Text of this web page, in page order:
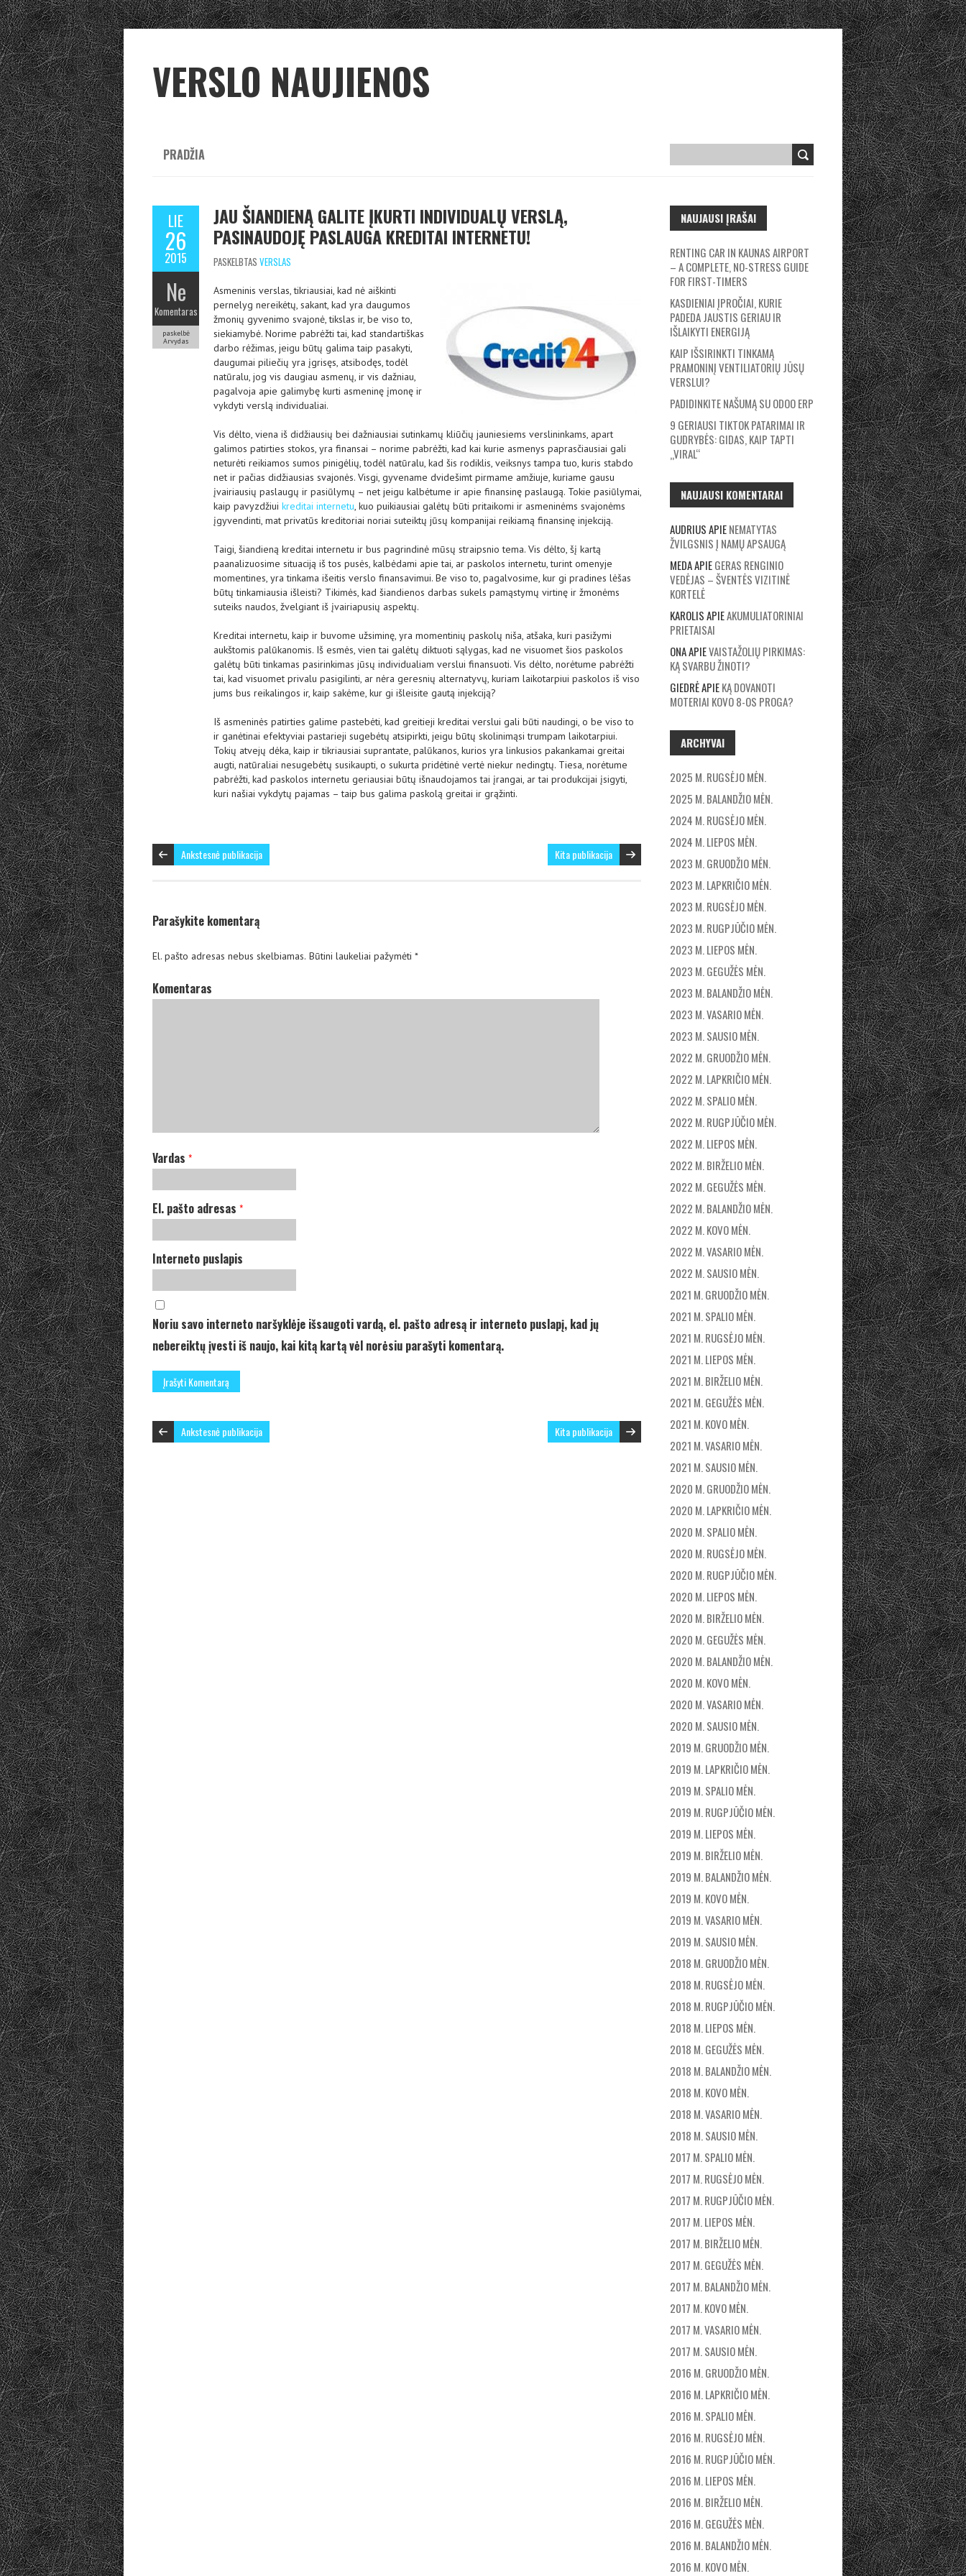
VERSLO NAUJIENOS
PRADŽIA
LIE
26
2015
Ne
Komentaras
paskelbė
Arvydas
JAU ŠIANDIENĄ GALITE ĮKURTI INDIVIDUALŲ VERSLĄ,
PASINAUDOJĘ PASLAUGA KREDITAI INTERNETU!
PASKELBTAS VERSLAS
Asmeninis verslas, tikriausiai, kad nė aiškinti
pernelyg nereikėtų, sakant, kad yra daugumos
žmonių gyvenimo svajonė, tikslas ir, be viso to,
siekiamybė. Norime pabrėžti tai, kad standartiškas
darbo rėžimas, jeigu būtų galima taip pasakyti,
daugumai piliečių yra įgrisęs, atsibodęs, todėl
natūralu, jog vis daugiau asmenų, ir vis dažniau,
pagalvoja apie galimybę kurti asmeninę įmonę ir
vykdyti verslą individualiai.
Vis dėlto, viena iš didžiausių bei dažniausiai sutinkamų kliūčių jauniesiems verslininkams, apart
galimos patirties stokos, yra finansai – norime pabrėžti, kad kai kurie asmenys paprasčiausiai gali
neturėti reikiamos sumos pinigėlių, todėl natūralu, kad šis rodiklis, veiksnys tampa tuo, kuris stabdo
net ir pačias didžiausias svajonės. Visgi, gyvename dvidešimt pirmame amžiuje, kuriame gausu
įvairiausių paslaugų ir pasiūlymų – net jeigu kalbėtume ir apie finansinę paslaugą. Tokie pasiūlymai,
kaip pavyzdžiui kreditai internetu, kuo puikiausiai galėtų būti pritaikomi ir asmeninėms svajonėms
įgyvendinti, mat privatūs kreditoriai noriai suteiktų jūsų kompanijai reikiamą finansinę injekciją.
Taigi, šiandieną kreditai internetu ir bus pagrindinė mūsų straipsnio tema. Vis dėlto, šį kartą
paanalizuosime situaciją iš tos pusės, kalbėdami apie tai, ar paskolos internetu, turint omenyje
momentines, yra tinkama išeitis verslo finansavimui. Be viso to, pagalvosime, kur gi pradines lėšas
būtų tinkamiausia išleisti? Tikimės, kad šiandienos darbas sukels pamąstymų virtinę ir žmonėms
suteiks naudos, žvelgiant iš įvairiapusių aspektų.
Kreditai internetu, kaip ir buvome užsiminę, yra momentinių paskolų niša, atšaka, kuri pasižymi
aukštomis palūkanomis. Iš esmės, vien tai galėtų diktuoti sąlygas, kad ne visuomet šios paskolos
galėtų būti tinkamas pasirinkimas jūsų individualiam verslui finansuoti. Vis dėlto, norėtume pabrėžti
tai, kad visuomet privalu pasigilinti, ar nėra geresnių alternatyvų, kuriam laikotarpiui paskolos iš viso
jums bus reikalingos ir, kaip sakėme, kur gi išleisite gautą injekciją?
Iš asmeninės patirties galime pastebėti, kad greitieji kreditai verslui gali būti naudingi, o be viso to
ir ganėtinai efektyviai pastarieji sugebėtų atsipirkti, jeigu būtų skolinimąsi trumpam laikotarpiui.
Tokių atvejų dėka, kaip ir tikriausiai suprantate, palūkanos, kurios yra linkusios pakankamai greitai
augti, natūraliai nesugebėtų susikaupti, o sukurta pridėtinė vertė niekur nedingtų. Tiesa, norėtume
pabrėžti, kad paskolos internetu geriausiai būtų išnaudojamos tai įrangai, ar tai produkcijai įsigyti,
kuri našiai vykdytų pajamas – taip bus galima paskolą greitai ir grąžinti.
Ankstesnė publikacija Kita publikacija
Parašykite komentarą
El. pašto adresas nebus skelbiamas. Būtini laukeliai pažymėti *
Komentaras
Vardas *
El. pašto adresas *
Interneto puslapis
Noriu savo interneto naršyklėje išsaugoti vardą, el. pašto adresą ir interneto puslapį, kad jų
nebereiktų įvesti iš naujo, kai kitą kartą vėl norėsiu parašyti komentarą.
Ankstesnė publikacija Kita publikacija
NAUJAUSI ĮRAŠAI
RENTING CAR IN KAUNAS AIRPORT
– A COMPLETE, NO-STRESS GUIDE
FOR FIRST-TIMERS
KASDIENIAI ĮPROČIAI, KURIE
PADEDA JAUSTIS GERIAU IR
IŠLAIKYTI ENERGIJĄ
KAIP IŠSIRINKTI TINKAMĄ
PRAMONINĮ VENTILIATORIŲ JŪSŲ
VERSLUI?
PADIDINKITE NAŠUMĄ SU ODOO ERP
9 GERIAUSI TIKTOK PATARIMAI IR
GUDRYBĖS: GIDAS, KAIP TAPTI
„VIRAL“
NAUJAUSI KOMENTARAI
AUDRIUSAPIENEMATYTAS
ŽVILGSNIS Į NAMŲ APSAUGĄ
MEDAAPIEGERAS RENGINIO
VEDĖJAS – ŠVENTĖS VIZITINĖ
KORTELĖ
KAROLISAPIEAKUMULIATORINIAI
PRIETAISAI
ONAAPIEVAISTAŽOLIŲ PIRKIMAS:
KĄ SVARBU ŽINOTI?
GIEDRĖAPIEKĄ DOVANOTI
MOTERIAI KOVO 8-OS PROGA?
ARCHYVAI
2025 M. RUGSĖJO MĖN.
2025 M. BALANDŽIO MĖN.
2024 M. RUGSĖJO MĖN.
2024 M. LIEPOS MĖN.
2023 M. GRUODŽIO MĖN.
2023 M. LAPKRIČIO MĖN.
2023 M. RUGSĖJO MĖN.
2023 M. RUGPJŪČIO MĖN.
2023 M. LIEPOS MĖN.
2023 M. GEGUŽĖS MĖN.
2023 M. BALANDŽIO MĖN.
2023 M. VASARIO MĖN.
2023 M. SAUSIO MĖN.
2022 M. GRUODŽIO MĖN.
2022 M. LAPKRIČIO MĖN.
2022 M. SPALIO MĖN.
2022 M. RUGPJŪČIO MĖN.
2022 M. LIEPOS MĖN.
2022 M. BIRŽELIO MĖN.
2022 M. GEGUŽĖS MĖN.
2022 M. BALANDŽIO MĖN.
2022 M. KOVO MĖN.
2022 M. VASARIO MĖN.
2022 M. SAUSIO MĖN.
2021 M. GRUODŽIO MĖN.
2021 M. SPALIO MĖN.
2021 M. RUGSĖJO MĖN.
2021 M. LIEPOS MĖN.
2021 M. BIRŽELIO MĖN.
2021 M. GEGUŽĖS MĖN.
2021 M. KOVO MĖN.
2021 M. VASARIO MĖN.
2021 M. SAUSIO MĖN.
2020 M. GRUODŽIO MĖN.
2020 M. LAPKRIČIO MĖN.
2020 M. SPALIO MĖN.
2020 M. RUGSĖJO MĖN.
2020 M. RUGPJŪČIO MĖN.
2020 M. LIEPOS MĖN.
2020 M. BIRŽELIO MĖN.
2020 M. GEGUŽĖS MĖN.
2020 M. BALANDŽIO MĖN.
2020 M. KOVO MĖN.
2020 M. VASARIO MĖN.
2020 M. SAUSIO MĖN.
2019 M. GRUODŽIO MĖN.
2019 M. LAPKRIČIO MĖN.
2019 M. SPALIO MĖN.
2019 M. RUGPJŪČIO MĖN.
2019 M. LIEPOS MĖN.
2019 M. BIRŽELIO MĖN.
2019 M. BALANDŽIO MĖN.
2019 M. KOVO MĖN.
2019 M. VASARIO MĖN.
2019 M. SAUSIO MĖN.
2018 M. GRUODŽIO MĖN.
2018 M. RUGSĖJO MĖN.
2018 M. RUGPJŪČIO MĖN.
2018 M. LIEPOS MĖN.
2018 M. GEGUŽĖS MĖN.
2018 M. BALANDŽIO MĖN.
2018 M. KOVO MĖN.
2018 M. VASARIO MĖN.
2018 M. SAUSIO MĖN.
2017 M. SPALIO MĖN.
2017 M. RUGSĖJO MĖN.
2017 M. RUGPJŪČIO MĖN.
2017 M. LIEPOS MĖN.
2017 M. BIRŽELIO MĖN.
2017 M. GEGUŽĖS MĖN.
2017 M. BALANDŽIO MĖN.
2017 M. KOVO MĖN.
2017 M. VASARIO MĖN.
2017 M. SAUSIO MĖN.
2016 M. GRUODŽIO MĖN.
2016 M. LAPKRIČIO MĖN.
2016 M. SPALIO MĖN.
2016 M. RUGSĖJO MĖN.
2016 M. RUGPJŪČIO MĖN.
2016 M. LIEPOS MĖN.
2016 M. BIRŽELIO MĖN.
2016 M. GEGUŽĖS MĖN.
2016 M. BALANDŽIO MĖN.
2016 M. KOVO MĖN.